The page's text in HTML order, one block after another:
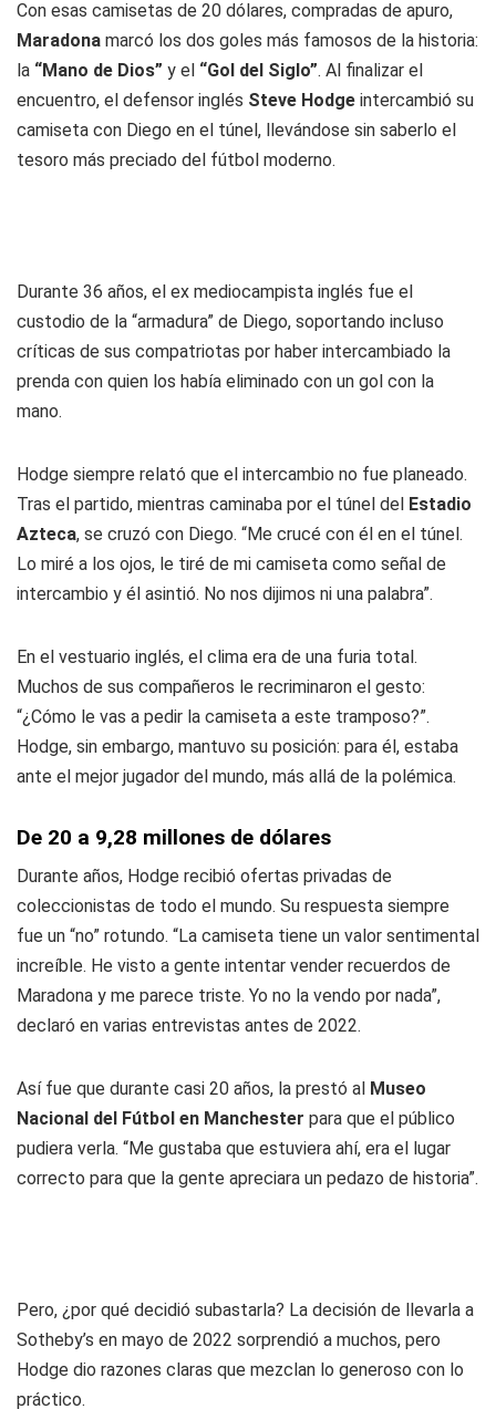
Con esas camisetas de 20 dólares, compradas de apuro,
Maradona marcó los dos goles más famosos de la historia:
la “Mano de Dios” y el “Gol del Siglo”. Al finalizar el
encuentro, el defensor inglés Steve Hodge intercambió su
camiseta con Diego en el túnel, llevándose sin saberlo el
tesoro más preciado del fútbol moderno.
Durante 36 años, el ex mediocampista inglés fue el
custodio de la “armadura” de Diego, soportando incluso
críticas de sus compatriotas por haber intercambiado la
prenda con quien los había eliminado con un gol con la
mano.
Hodge siempre relató que el intercambio no fue planeado.
Tras el partido, mientras caminaba por el túnel del Estadio
Azteca, se cruzó con Diego. “Me crucé con él en el túnel.
Lo miré a los ojos, le tiré de mi camiseta como señal de
intercambio y él asintió. No nos dijimos ni una palabra”.
En el vestuario inglés, el clima era de una furia total.
Muchos de sus compañeros le recriminaron el gesto:
“¿Cómo le vas a pedir la camiseta a este tramposo?”.
Hodge, sin embargo, mantuvo su posición: para él, estaba
ante el mejor jugador del mundo, más allá de la polémica.
De 20 a 9,28 millones de dólares
Durante años, Hodge recibió ofertas privadas de
coleccionistas de todo el mundo. Su respuesta siempre
fue un “no” rotundo. “La camiseta tiene un valor sentimental
increíble. He visto a gente intentar vender recuerdos de
Maradona y me parece triste. Yo no la vendo por nada”,
declaró en varias entrevistas antes de 2022.
Así fue que durante casi 20 años, la prestó al Museo
Nacional del Fútbol en Manchester para que el público
pudiera verla. “Me gustaba que estuviera ahí, era el lugar
correcto para que la gente apreciara un pedazo de historia”.
Pero, ¿por qué decidió subastarla? La decisión de llevarla a
Sotheby’s en mayo de 2022 sorprendió a muchos, pero
Hodge dio razones claras que mezclan lo generoso con lo
práctico.